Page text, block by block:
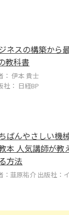
ネスの構築から
教科書
： 伊本 貴士
社： 日経BP
ばんやさしい機
本 人気講師が教
方法
：韮原祐介 出版社：